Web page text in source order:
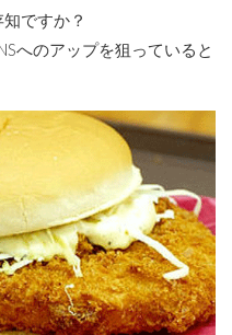
ですか？
へのアップを狙っていると